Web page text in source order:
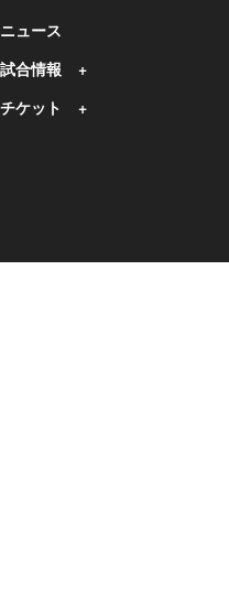
ニュース
試合情報
チケット